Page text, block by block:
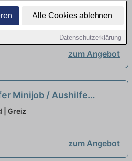
Alle Cookies ablehnen
Datenschutzerklärung
Minijob / Aushilfe
neu
| Weida
zum Angebot
Minijob / Aushilfe
neu
| Greiz
zum Angebot